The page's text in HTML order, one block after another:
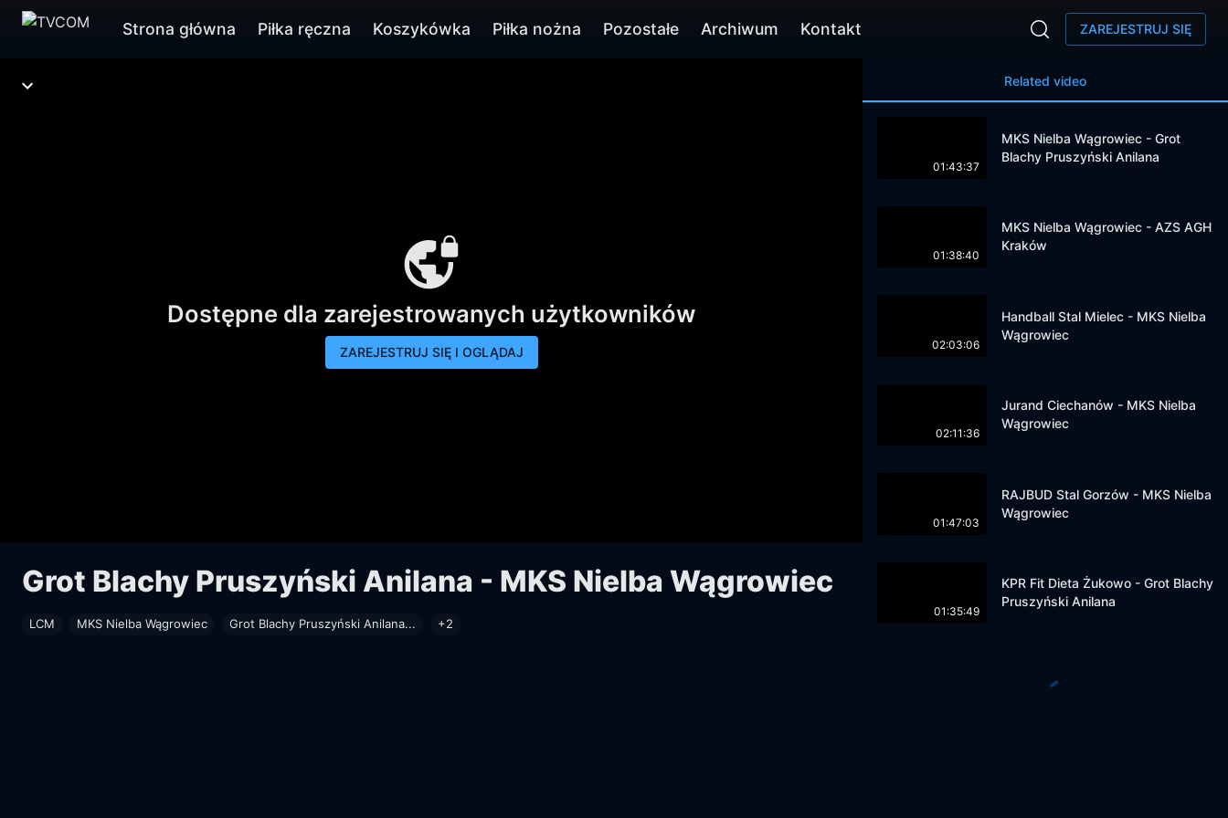
Strona główna Piłka ręczna Koszykówka Piłka nożna Pozostałe Archiwum Kontakt ZAREJESTRUJ SIĘ
Dostępne dla zarejestrowanych użytkowników
ZAREJESTRUJ SIĘ I OGLĄDAJ
Grot Blachy Pruszyński Anilana - MKS Nielba Wągrowiec
LCM MKS Nielba Wągrowiec Grot Blachy Pruszyński Anilana... +2
Related video
01:43:37
MKS Nielba Wągrowiec - Grot
Blachy Pruszyński Anilana
01:38:40
MKS Nielba Wągrowiec - AZS AGH
Kraków
02:03:06
Handball Stal Mielec - MKS Nielba
Wągrowiec
02:11:36
Jurand Ciechanów - MKS Nielba
Wągrowiec
01:47:03
RAJBUD Stal Gorzów - MKS Nielba
Wągrowiec
01:35:49
KPR Fit Dieta Żukowo - Grot Blachy
Pruszyński Anilana